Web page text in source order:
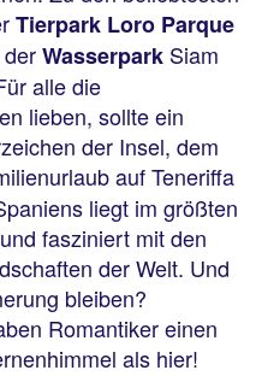
Tierpark Loro Parque
Wasserpark Siam
alle die
lieben, sollte ein
der Insel, dem
auf Teneriffa
liegt im größten
fasziniert mit den
der Welt. Und
bleiben?
Romantiker einen
als hier!